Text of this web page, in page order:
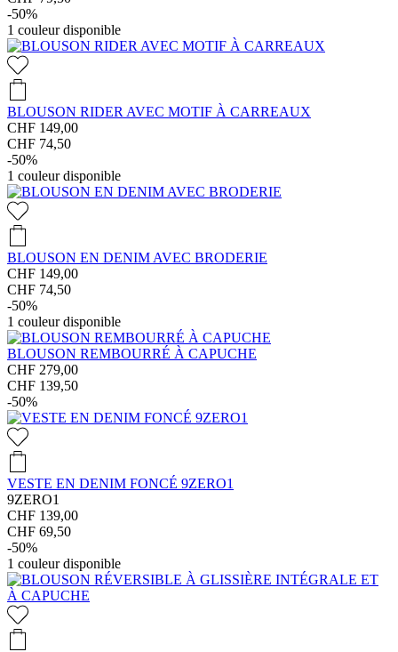
-50%
1 couleur disponible
BLOUSON RIDER AVEC MOTIF À CARREAUX
CHF 149,00
CHF 74,50
-50%
1 couleur disponible
BLOUSON EN DENIM AVEC BRODERIE
CHF 149,00
CHF 74,50
-50%
1 couleur disponible
BLOUSON REMBOURRÉ À CAPUCHE
CHF 279,00
CHF 139,50
-50%
VESTE EN DENIM FONCÉ 9ZERO1
9ZERO1
CHF 139,00
CHF 69,50
-50%
1 couleur disponible